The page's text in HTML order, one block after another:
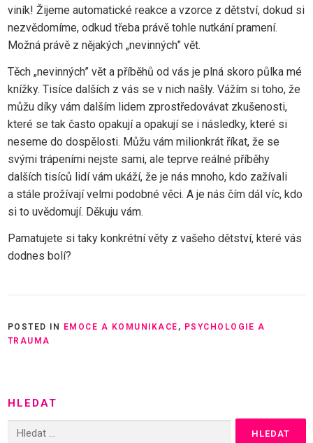
viník! Žijeme automatické reakce a vzorce z dětství, dokud si
nezvědomíme, odkud třeba právě tohle nutkání pramení.
Možná právě z nějakých „nevinných” vět.
Těch „nevinných” vět a příběhů od vás je plná skoro půlka mé
knížky. Tisíce dalších z vás se v nich našly. Vážím si toho, že
můžu díky vám dalším lidem zprostředovávat zkušenosti,
které se tak často opakují a opakují se i následky, které si
neseme do dospělosti. Můžu vám milionkrát říkat, že se
svými trápeními nejste sami, ale teprve reálné příběhy
dalších tisíců lidí vám ukáží, že je nás mnoho, kdo zažívali
a stále prožívají velmi podobné věci. A je nás čím dál víc, kdo
si to uvědomují. Děkuju vám.
Pamatujete si taky konkrétní věty z vašeho dětství, které vás
dodnes bolí?
POSTED IN EMOCE A KOMUNIKACE , PSYCHOLOGIE A
TRAUMA
HLEDAT
Vyhledávání